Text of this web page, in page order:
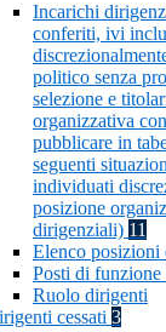
Incarichi
conferiti, ivi
politico senza
selezione e
organizzativa
pubblicare in
seguenti
individuati
posizione
dirigenziali) 11
Elenco posizioni
Posti di
Ruolo dirigenti
cessati 3